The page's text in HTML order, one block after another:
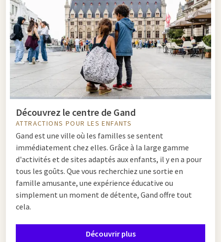
Découvrez le centre de Gand
ATTRACTIONS POUR LES ENFANTS
Gand est une ville où les familles se sentent
immédiatement chez elles. Grâce à la large gamme
d'activités et de sites adaptés aux enfants, il y en a pour
tous les goûts. Que vous recherchiez une sortie en
famille amusante, une expérience éducative ou
simplement un moment de détente, Gand offre tout
cela.
Découvrir plus